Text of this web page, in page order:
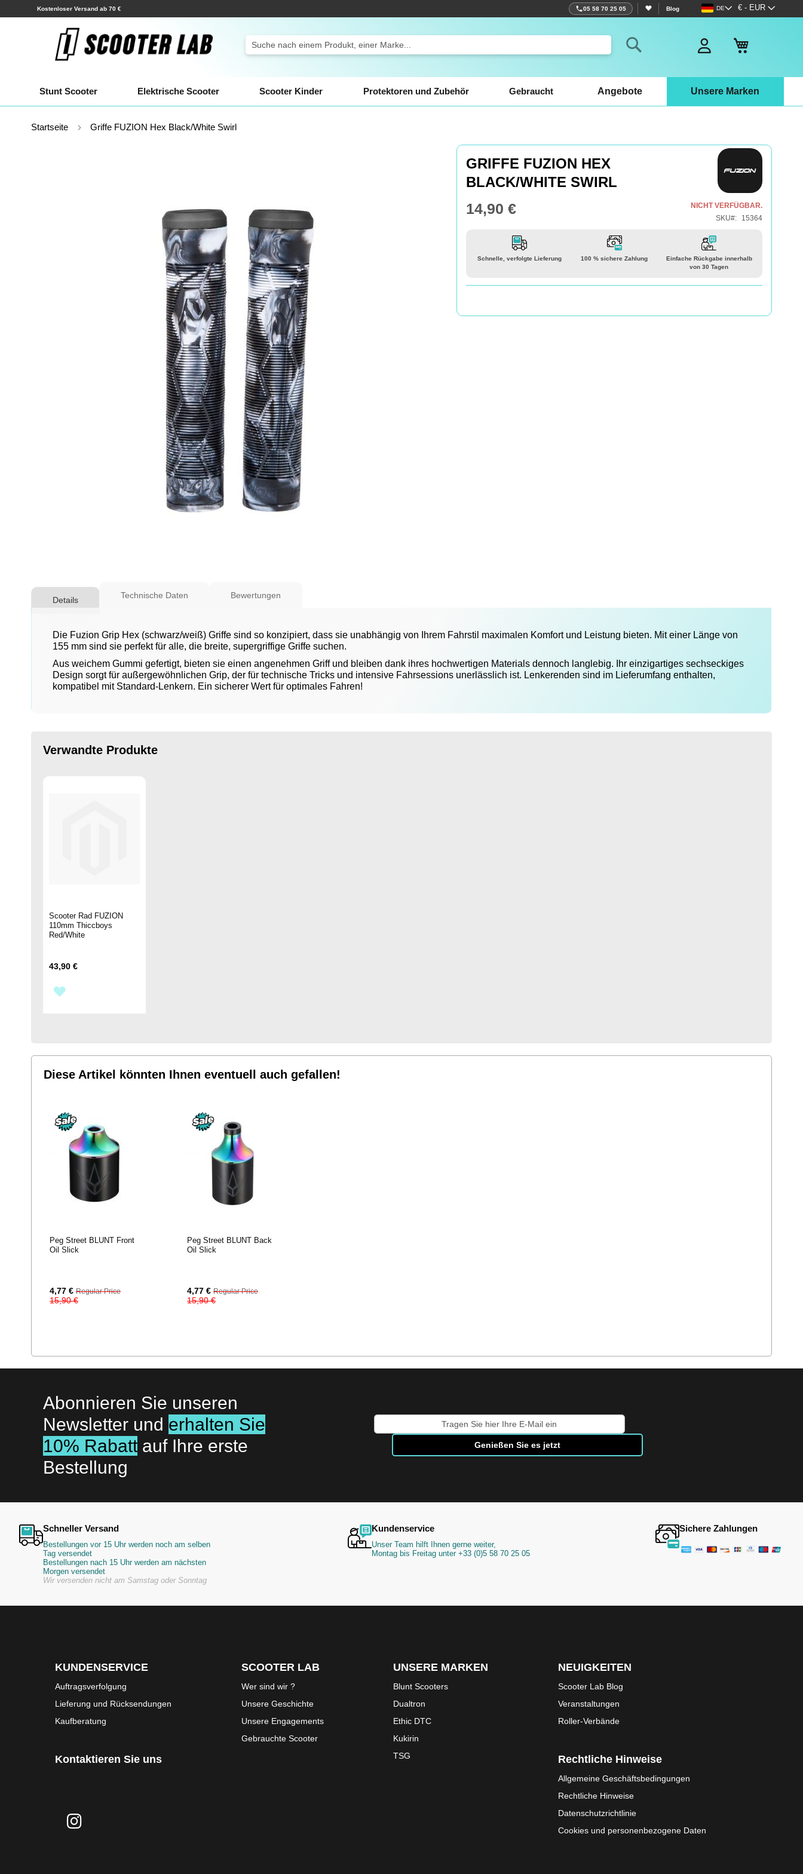
Zum
Inhalt
springen
Währung
€ - EUR
Sprache
DE
Versand innerhalb weniger Stunden! 05 58 70 25 05 Blog
Search
Stunt Scooter Elektrische Scooter Scooter Kinder Protektoren und Zubehör Gebraucht Angebote Unsere Marken
Startseite Griffe FUZION Hex Black/White Swirl
Anfang
springen
GRIFFE FUZION HEX
BLACK/WHITE SWIRL
14,90 €
NICHT VERFÜGBAR.
SKU
15364
Schnelle, verfolgte Lieferung 100 % sichere Zahlung
Einfache Rückgabe innerhalb
von 30 Tagen
Details
Die Fuzion Grip Hex (schwarz/weiß) Griffe sind so konzipiert, dass sie unabhängig von Ihrem Fahrstil maximalen Komfort und Leistung bieten. Mit einer Länge von
155 mm sind sie perfekt für alle, die breite, supergriffige Griffe suchen.
Aus weichem Gummi gefertigt, bieten sie einen angenehmen Griff und bleiben dank ihres hochwertigen Materials dennoch langlebig. Ihr einzigartiges sechseckiges
Design sorgt für außergewöhnlichen Grip, der für technische Tricks und intensive Fahrsessions unerlässlich ist. Lenkerenden sind im Lieferumfang enthalten,
kompatibel mit Standard-Lenkern. Ein sicherer Wert für optimales Fahren!
Technische Daten Bewertungen
Verwandte Produkte
Scooter Rad FUZION
110mm Thiccboys
Red/White
43,90 €
Diese Artikel könnten Ihnen eventuell auch gefallen!
Peg Street BLUNT Front
Oil Slick
Special
Price
4,77 € Regular Price
15,90 €
Peg Street BLUNT Back
Oil Slick
Special
Price
4,77 € Regular Price
15,90 €
Abonnieren Sie unseren
Newsletter und erhalten Sie
10% Rabatt auf Ihre erste
Bestellung
Sie
Genießen Sie es jetzt
Schneller Versand
Bestellungen vor 15 Uhr werden noch am selben
Tag versendet
Bestellungen nach 15 Uhr werden am nächsten
Morgen versendet
Wir versenden nicht am Samstag oder Sonntag
Kundenservice
Unser Team hilft Ihnen gerne weiter,
Montag bis Freitag unter +33 (0)5 58 70 25 05
Sichere Zahlungen
KUNDENSERVICE
Auftragsverfolgung
Lieferung und Rücksendungen
Kaufberatung
Kontaktieren Sie uns
SCOOTER LAB
Wer sind wir ?
Unsere Geschichte
Unsere Engagements
Gebrauchte Scooter
UNSERE MARKEN
Blunt Scooters
Dualtron
Ethic DTC
Kukirin
TSG
NEUIGKEITEN
Scooter Lab Blog
Veranstaltungen
Roller-Verbände
Rechtliche Hinweise
Allgemeine Geschäftsbedingungen
Rechtliche Hinweise
Datenschutzrichtlinie
Cookies und personenbezogene Daten